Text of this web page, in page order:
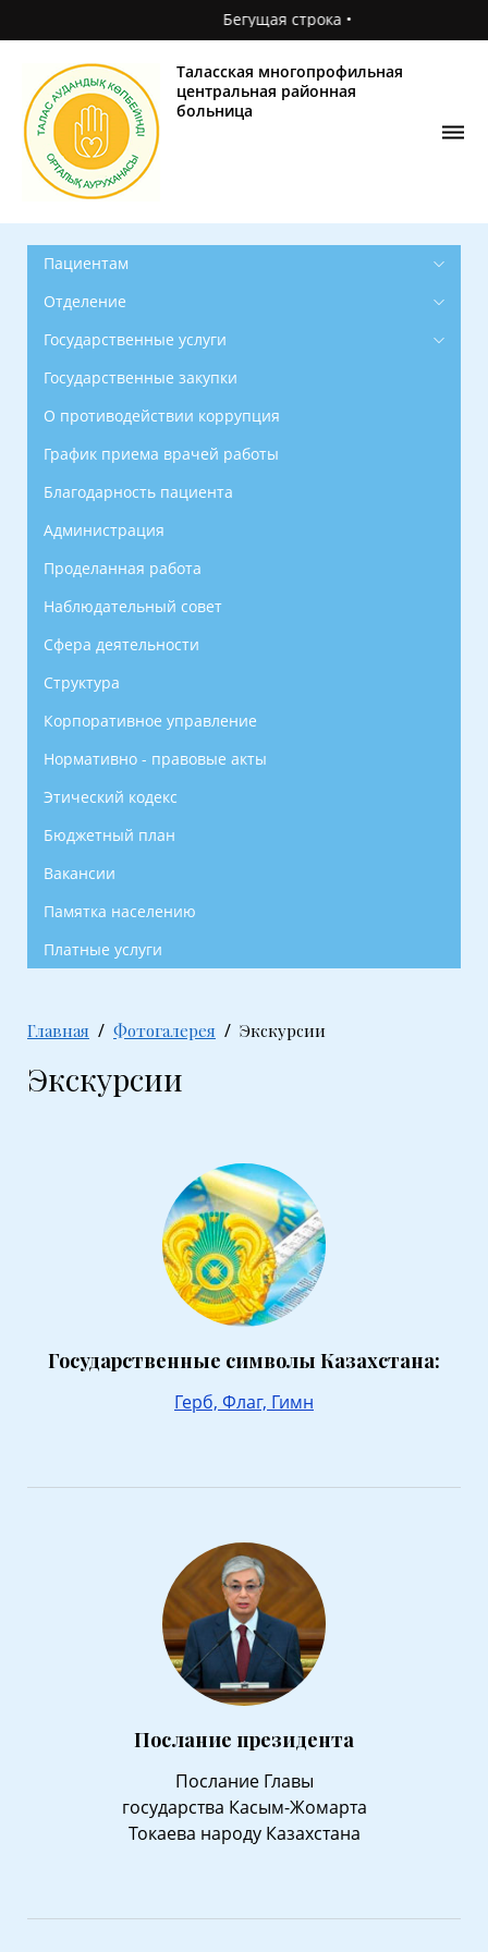
поликлинике
Новости
Фотогалерея
Контакты
Бегущая строка •
Таласская многопрофильная
центральная районная
больница
Пациентам
Отделение
Государственные услуги
Государственные закупки
О противодействии коррупция
График приема врачей работы
Благодарность пациента
Администрация
Проделанная работа
Наблюдательный совет
Сфера деятельности
Структура
Корпоративное управление
Нормативно - правовые акты
Этический кодекс
Бюджетный план
Вакансии
Памятка населению
Платные услуги
Главная Фотогалерея Экскурсии
Экскурсии
Государственные символы Казахстана:
Герб, Флаг, Гимн
Послание президента
Послание Главы
государства Касым-Жомарта
Токаева народу Казахстана